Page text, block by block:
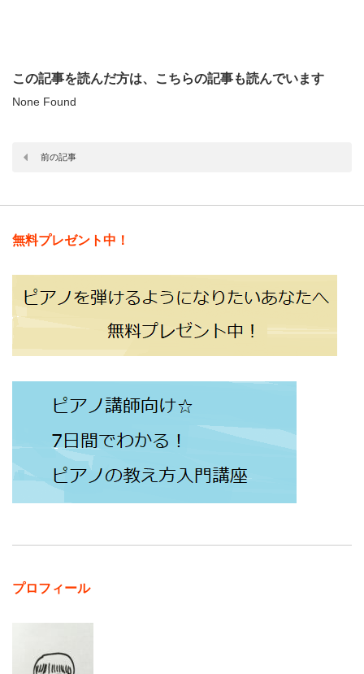
この記事を読んだ方は、こちらの記事も読んでいます
None Found
前の記事
無料プレゼント中！
プロフィール